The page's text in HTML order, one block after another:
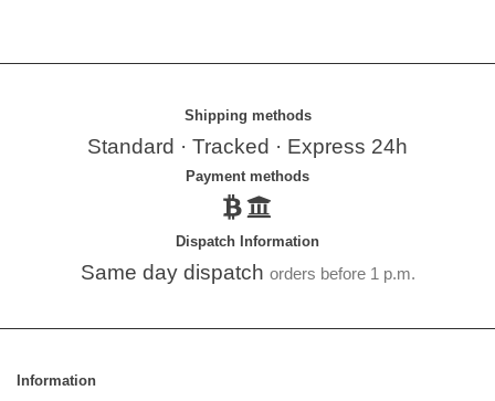
Shipping methods
Standard · Tracked · Express 24h
Payment methods
Dispatch Information
Same day dispatch orders before 1 p.m.
Information